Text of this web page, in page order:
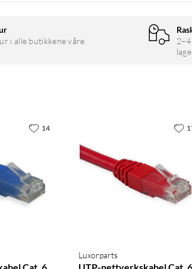
i alle butikkene våre.
14
Luxorparts